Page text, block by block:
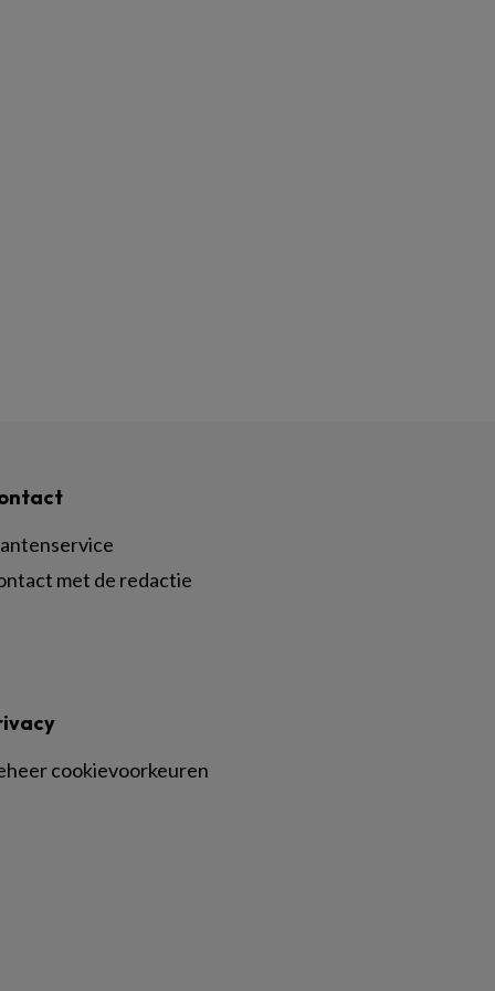
met de redactie
cookievoorkeuren